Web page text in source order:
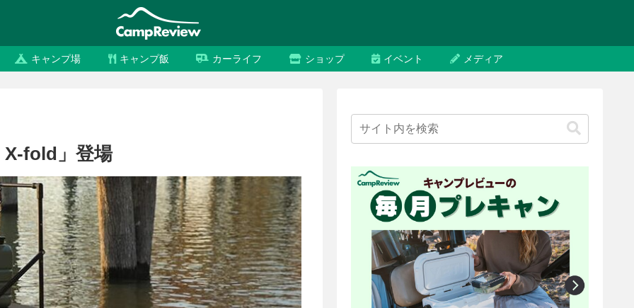
キャンプ場 キャンプ飯 カーライフ ショップ イベント メディア
fold」登場